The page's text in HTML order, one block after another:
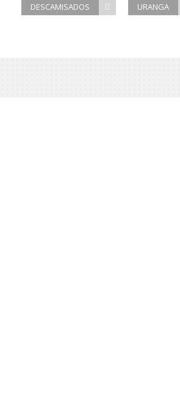
DESCAMISADOS URANGA